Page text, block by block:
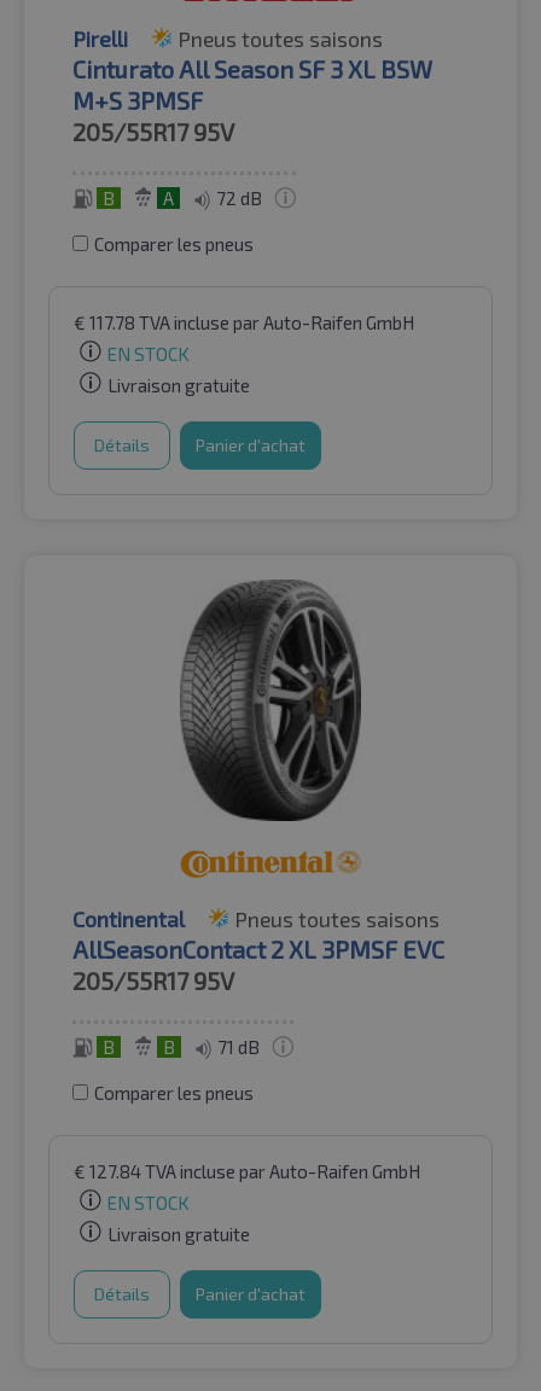
Pirelli Pneus toutes saisons
Cinturato All Season SF 3 XL BSW
M+S 3PMSF
205/55R17 95V
B A 72 dB
Comparer les pneus
€ 117.78 TVA incluse par Auto-Raifen GmbH
EN STOCK
Livraison gratuite
Détails Panier d'achat
Continental Pneus toutes saisons
AllSeasonContact 2 XL 3PMSF EVC
205/55R17 95V
B B 71 dB
Comparer les pneus
€ 127.84TVA incluse par Auto-Raifen GmbH
EN STOCK
Livraison gratuite
Détails Panier d'achat